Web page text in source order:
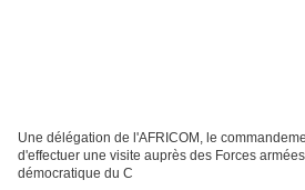
Une délégation de l'AFRICOM, le
d'effectuer une visite auprès des Forces
démocratique du C